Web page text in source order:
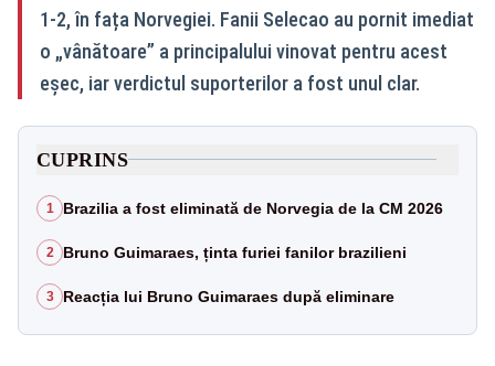
1-2, în fața Norvegiei. Fanii Selecao au pornit imediat
o „vânătoare” a principalului vinovat pentru acest
eșec, iar verdictul suporterilor a fost unul clar.
CUPRINS
1 Brazilia a fost eliminată de Norvegia de la CM 2026
2 Bruno Guimaraes, ținta furiei fanilor brazilieni
3 Reacția lui Bruno Guimaraes după eliminare